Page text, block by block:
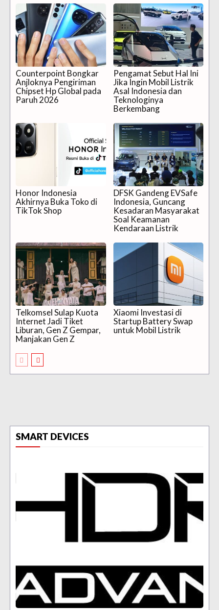
Counterpoint Bongkar
Anjloknya Pengiriman
Chipset Hp Global pada
Paruh 2026
Pengamat Sebut Hal Ini
Jika Ingin Mobil Listrik
Asal Indonesia dan
Teknologinya
Berkembang
Honor Indonesia
Akhirnya Buka Toko di
TikTok Shop
DFSK Gandeng EVSafe
Indonesia, Guncang
Kesadaran Masyarakat
Soal Keamanan
Kendaraan Listrik
Telkomsel Sulap Kuota
Internet Jadi Tiket
Liburan, Gen Z Gempar,
Manjakan Gen Z
Xiaomi Investasi di
Startup Battery Swap
untuk Mobil Listrik
SMART DEVICES